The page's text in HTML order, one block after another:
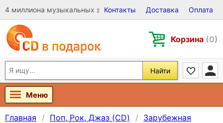
4 миллиона музыкальных записей на Виниле, CD и DVD
Контакты Доставка Оплата
Корзина (0)
Найти
Меню
Главная Поп, Рок, Джаз (CD)
Зарубежная